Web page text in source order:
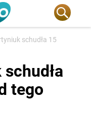
schudła 15
tego